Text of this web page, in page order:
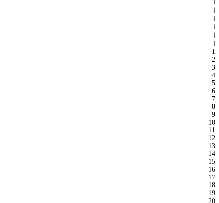
1
2
3
4
5
6
7
8
9
10
11
12
13
14
15
16
17
18
19
20